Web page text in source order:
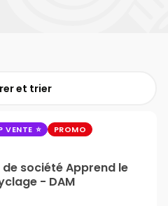
et trier
VENTE PROMO
de société Apprend le
- DAM